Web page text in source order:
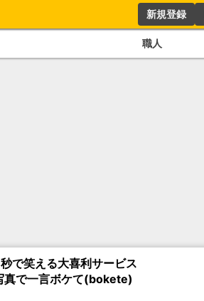
新規登録
職人
で笑える大喜利サービス
真で一言ボケて(bokete)